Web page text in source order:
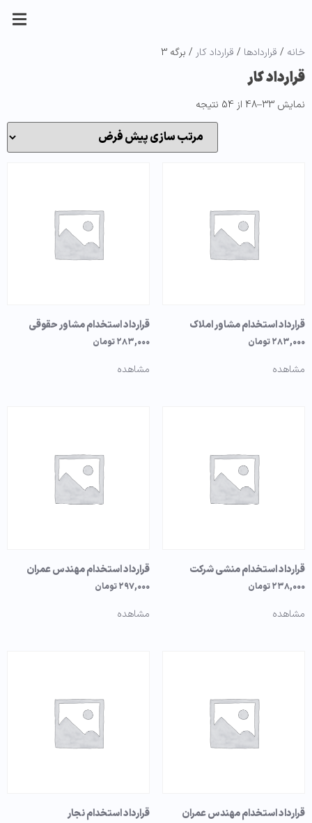
خانه / قراردادها / قرارداد کار / برگه 3
قرارداد کار
نمایش 33–48 از 54 نتیجه
قرارداد استخدام مشاور املاک
۲۸۳,۰۰۰تومان
مشاهده
قرارداد استخدام مشاور حقوقی
۲۸۳,۰۰۰تومان
مشاهده
قرارداد استخدام منشی شرکت
۲۳۸,۰۰۰تومان
مشاهده
قرارداد استخدام مهندس عمران
۲۹۷,۰۰۰تومان
مشاهده
قرارداد استخدام مهندس عمران قرارداد استخدام نجار